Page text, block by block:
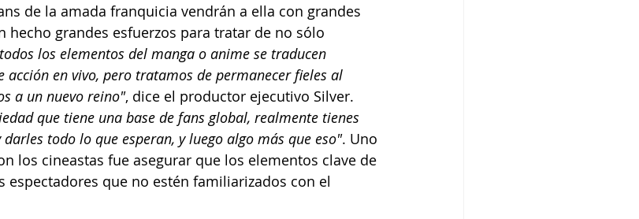
de la amada franquicia vendrán a ella con grandes
hecho grandes esfuerzos para tratar de no sólo
los elementos del manga o anime se traducen
en vivo, pero tratamos de permanecer fieles al
a un nuevo reino", dice el productor ejecutivo Silver.
que tiene una base de fans global, realmente tienes
todo lo que esperan, y luego algo más que eso". Uno
los cineastas fue asegurar que los elementos clave de
espectadores que no estén familiarizados con el